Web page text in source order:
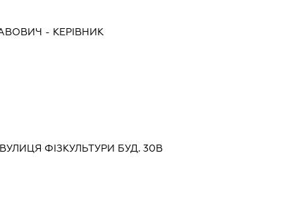
- КЕРІВНИК
ФІЗКУЛЬТУРИ БУД. 30В